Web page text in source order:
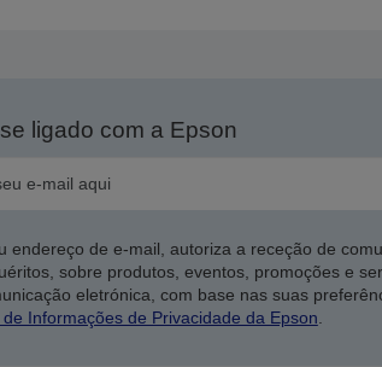
ligado com a Epson
endereço de e-mail, autoriza a receção de
sobre produtos, eventos, promoções e
eletrónica, com base nas suas
Informações de Privacidade da Epson.